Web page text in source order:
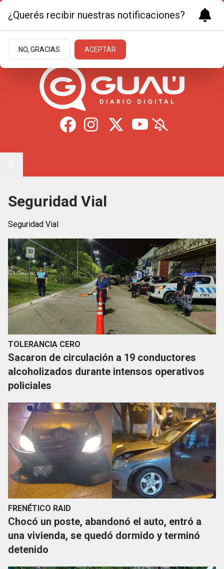
11.7ºc | Formosa
Seguridad Vial
Seguridad Vial
TOLERANCIA CERO
Sacaron de circulación a 19 conductores
alcoholizados durante intensos operativos
policiales
FRENÉTICO RAID
Chocó un poste, abandonó el auto, entró a
una vivienda, se quedó dormido y terminó
detenido
¿Querés recibir nuestras notificaciones?
NO, GRACIAS ACEPTAR